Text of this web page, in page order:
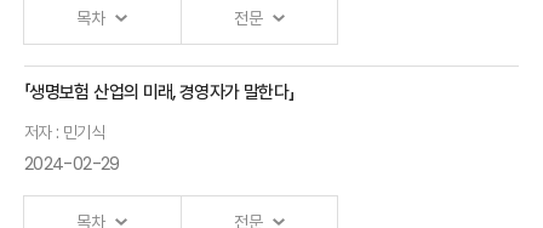
Risks -
Big Data
분석을
방안
류건식 RMI
보험경영연구소
연구위원
보장 현황과
목차 전문
연금,
「생명보험 산업의 미래, 경영자가 말한다」
저자 : 민기식
2024-02-29
목차 전문